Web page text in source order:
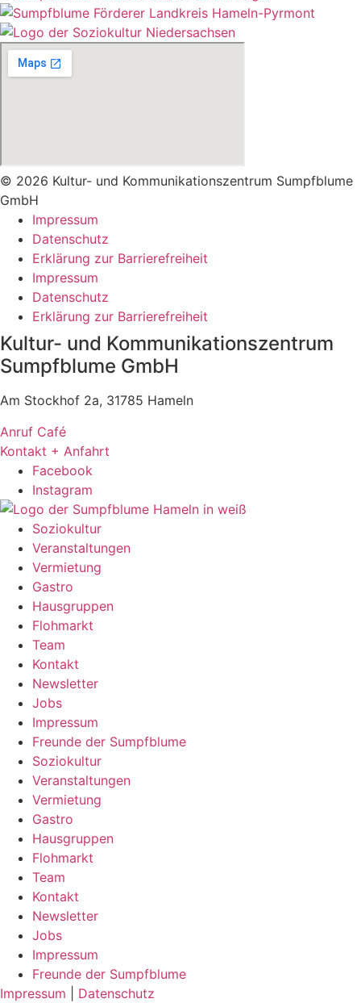
© 2026 Kultur- und Kommunikationszentrum Sumpfblume
GmbH
Impressum
Datenschutz
Erklärung zur Barrierefreiheit
Impressum
Datenschutz
Erklärung zur Barrierefreiheit
Kultur- und Kommunikationszentrum
Sumpfblume GmbH
Am Stockhof 2a, 31785 Hameln
Anruf Café
Kontakt + Anfahrt
Facebook
Instagram
Soziokultur
Veranstaltungen
Vermietung
Gastro
Hausgruppen
Flohmarkt
Team
Kontakt
Newsletter
Jobs
Impressum
Freunde der Sumpfblume
Soziokultur
Veranstaltungen
Vermietung
Gastro
Hausgruppen
Flohmarkt
Team
Kontakt
Newsletter
Jobs
Impressum
Freunde der Sumpfblume
Impressum
Datenschutz